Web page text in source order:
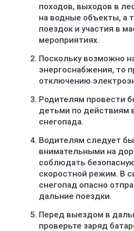
походов, выходов в
на водные объекты, а
поездок и участия в
мероприятиях.
Поскольку возможно
энергоснабжения, то
отключению
Родителям провести
детьми по действиям
снегопада.
Водителям следует
внимательными на
соблюдать
скоростной режим. В
снегопад опасно
дальние поездки.
Перед выездом в
проверьте заряд